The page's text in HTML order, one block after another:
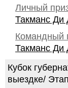
Личный
Такманс Ди
Командный
Такманс Ди
Кубок
выездке/